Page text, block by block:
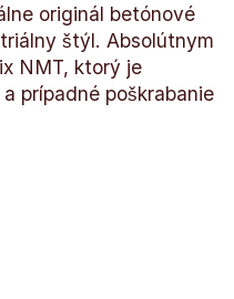
originál betónové
štýl. Absolútnym
NMT, ktorý je
prípadné poškrabanie